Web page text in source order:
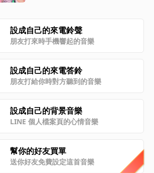
設成自己的來電鈴聲
朋友打來時手機響起的音樂
設成自己的來電答鈴
朋友打給你時對方聽到的音樂
設成自己的背景音樂
LINE 個人檔案頁的心情音樂
幫你的好友買單
送你好友免費設定這首音樂